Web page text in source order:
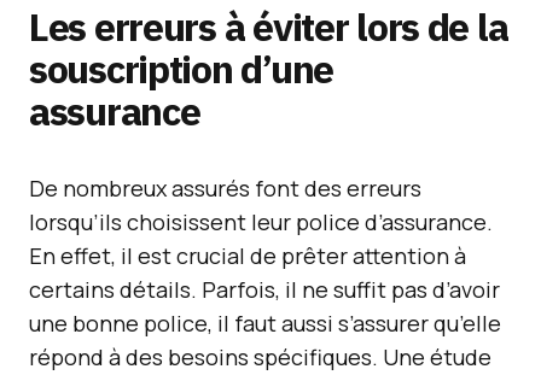
Les erreurs à éviter lors de la
souscription d’une
assurance
De nombreux assurés font des erreurs
lorsqu’ils choisissent leur police d’assurance.
En effet, il est crucial de prêter attention à
certains détails. Parfois, il ne suffit pas d’avoir
une bonne police, il faut aussi s’assurer qu’elle
répond à des besoins spécifiques. Une étude